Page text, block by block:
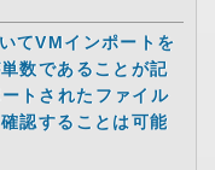
てVMインポートを
数であることが記
トされたファイル
認することは可能